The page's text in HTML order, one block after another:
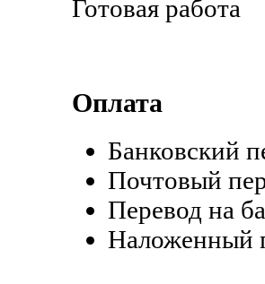
Готовая работа
Оплата
Банковский
Почтовый
Перевод на
Наложенный